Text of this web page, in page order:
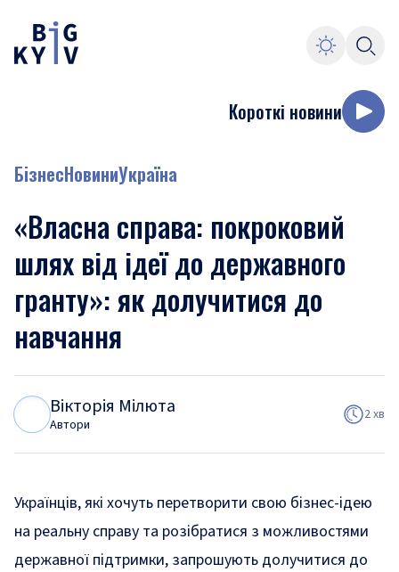
Короткі новини
БізнесНовиниУкраїна
«Власна справа: покроковий
шлях від ідеї до державного
гранту»: як долучитися до
навчання
Вікторія Мілюта
Автори
2 хв
Українців, які хочуть перетворити свою бізнес-ідею
на реальну справу та розібратися з можливостями
державної підтримки, запрошують долучитися до